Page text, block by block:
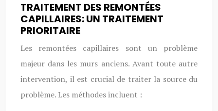
TRAITEMENT DES REMONTÉES
CAPILLAIRES: UN TRAITEMENT
PRIORITAIRE
Les remontées capillaires sont un problème
majeur dans les murs anciens. Avant toute autre
intervention, il est crucial de traiter la source du
problème. Les méthodes incluent :